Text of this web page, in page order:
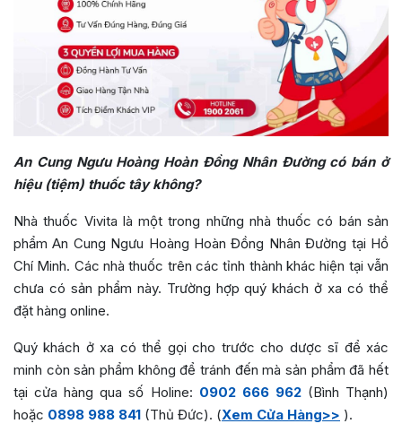
An Cung Ngưu Hoàng Hoàn Đồng Nhân Đường có bán ở
hiệu (tiệm) thuốc tây không?
Nhà thuốc Vivita là một trong những nhà thuốc có bán sản
phẩm An Cung Ngưu Hoàng Hoàn Đồng Nhân Đường tại Hồ
Chí Minh. Các nhà thuốc trên các tỉnh thành khác hiện tại vẫn
chưa có sản phẩm này. Trường hợp quý khách ở xa có thể
đặt hàng online.
Quý khách ở xa có thể gọi cho trước cho dược sĩ để xác
minh còn sản phẩm không để tránh đến mà sản phẩm đã hết
tại cửa hàng qua số Holine: 0902 666 962(Bình Thạnh)
hoặc 0898 988 841 (Thủ Đức). (Xem Cửa Hàng>> ).